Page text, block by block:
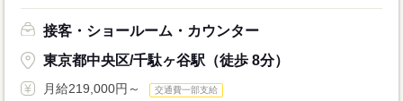
接客・ショールーム・カウンター
東京都中央区/千駄ヶ谷駅（徒歩 8分）
月給219,000円～ 交通費一部支給